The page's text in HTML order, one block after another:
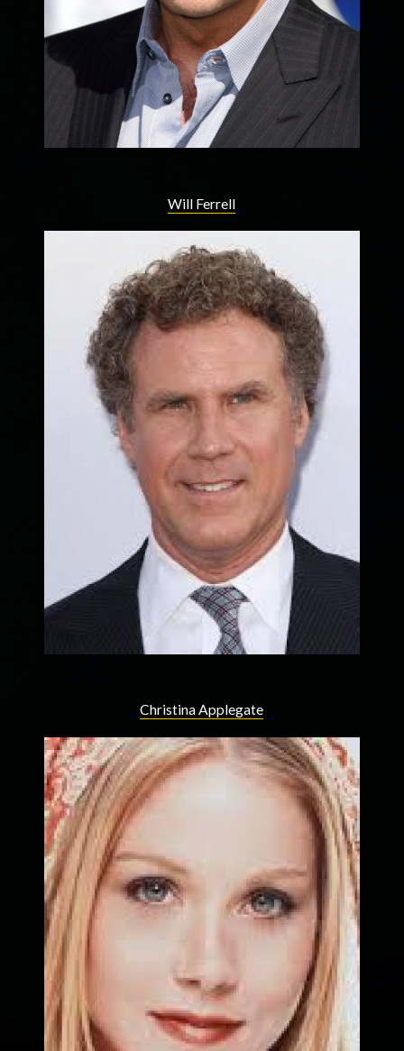
Will Ferrell
Christina Applegate